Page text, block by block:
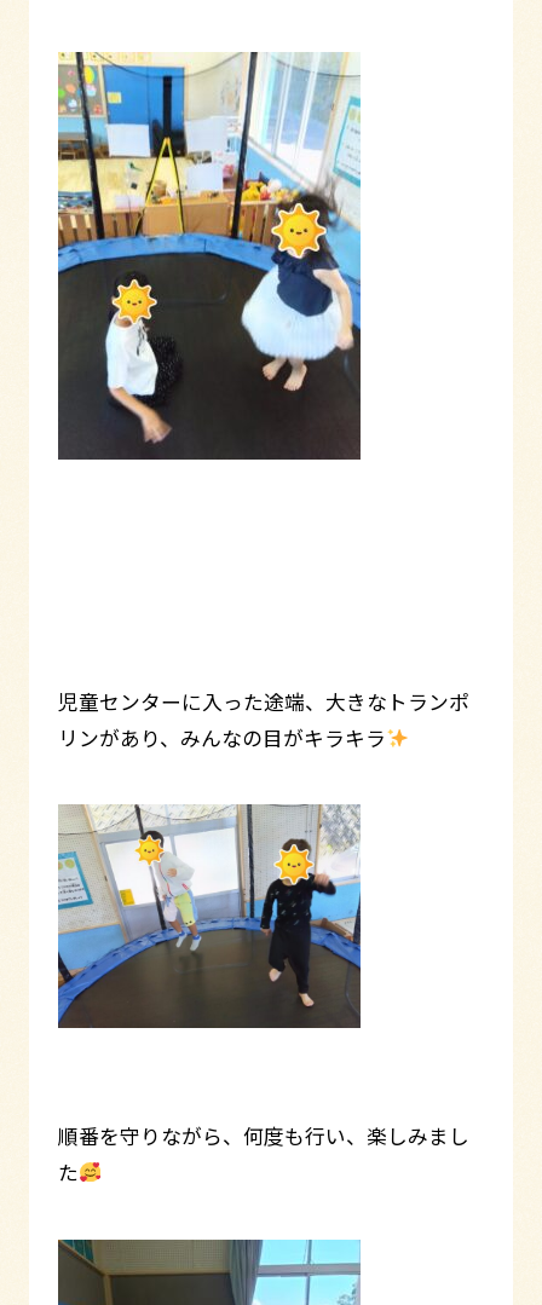
児童センターに入った途端、大きなトランポ
リンがあり、みんなの目がキラキラ
順番を守りながら、何度も行い、楽しみまし
た